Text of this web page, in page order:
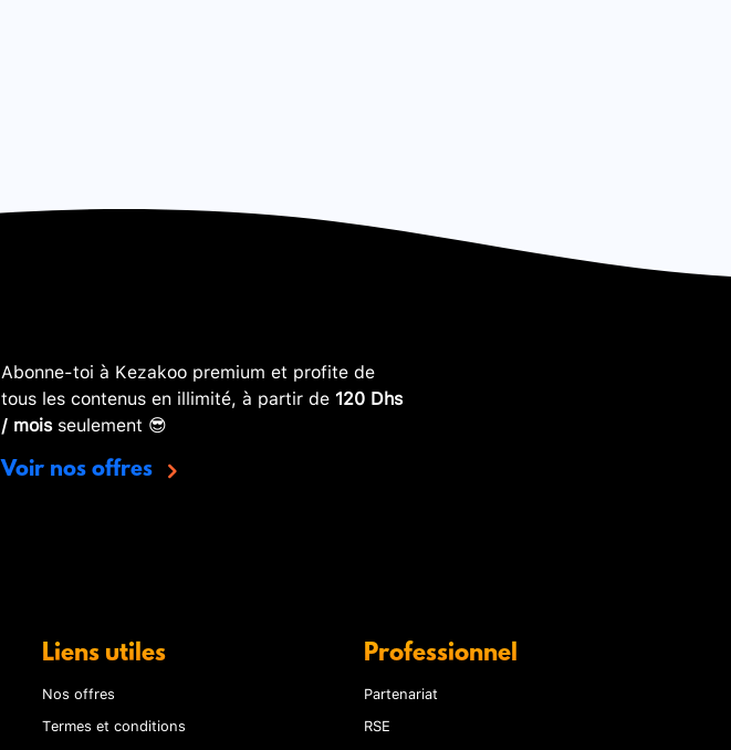
Abonne-toi à Kezakoo premium et profite de
tous les contenus en illimité, à partir de 120 Dhs
/ moisseulement 😎
Voir nos offres
Liens utiles
Nos offres
Termes et conditions
Professionnel
Partenariat
RSE